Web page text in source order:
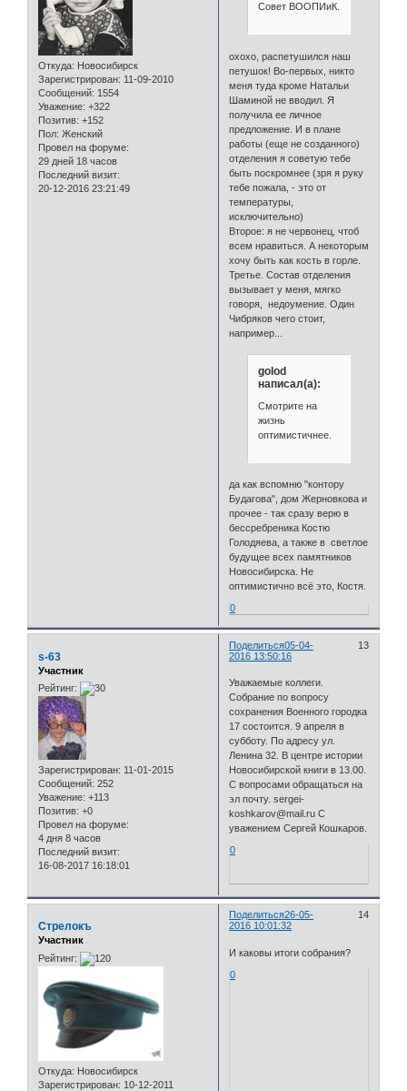
Откуда: Новосибирск
Зарегистрирован: 11-09-2010
Сообщений: 1554
Уважение: +322
Позитив: +152
Пол: Женский
Провел на форуме:
29 дней 18 часов
Последний визит:
20-12-2016 23:21:49
Совет ВООПИиК.
охохо, распетушился наш
петушок! Во-первых, никто
меня туда кроме Натальи
Шаминой не вводил. Я
получила ее личное
предложение. И в плане
работы (еще не созданного)
отделения я советую тебе
быть поскромнее (зря я руку
тебе пожала, - это от
температуры,
исключительно)
Второе: я не червонец, чтоб
всем нравиться. А некоторым
хочу быть как кость в горле.
Третье. Состав отделения
вызывает у меня, мягко
говоря, недоумение. Один
Чибряков чего стоит,
например...
golod
написал(а):
Смотрите на
жизнь
оптимистичнее.
да как вспомню "контору
Будагова", дом Жерновкова и
прочее - так сразу верю в
бессребреника Костю
Голодяева, а также в светлое
будущее всех памятников
Новосибирска. Не
оптимистично всё это, Костя.
0
Поделиться 13
05-04-
2016 13:50:16
s-63
Участник
Рейтинг:
Зарегистрирован: 11-01-2015
Сообщений: 252
Уважение: +113
Позитив: +0
Провел на форуме:
4 дня 8 часов
Последний визит:
16-08-2017 16:18:01
Уважаемые коллеги.
Собрание по вопросу
сохранения Военного городка
17 состоится. 9 апреля в
субботу. По адресу ул.
Ленина 32. В центре истории
Новосибирской книги в 13.00.
С вопросами обращаться на
эл почту. sergei-
koshkarov@mail.ru С
уважением Сергей Кошкаров.
0
Поделиться 14
26-05-
2016 10:01:32
Стрелокъ
Участник
Рейтинг:
Откуда: Новосибирск
Зарегистрирован: 10-12-2011
И каковы итоги собрания?
0